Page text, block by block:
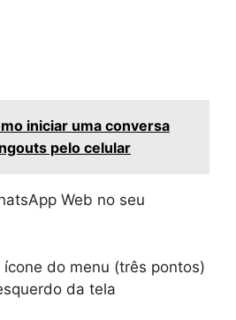
iniciar uma conversa
pelo celular
Web no seu
ícone do menu (três pontos)
da tela